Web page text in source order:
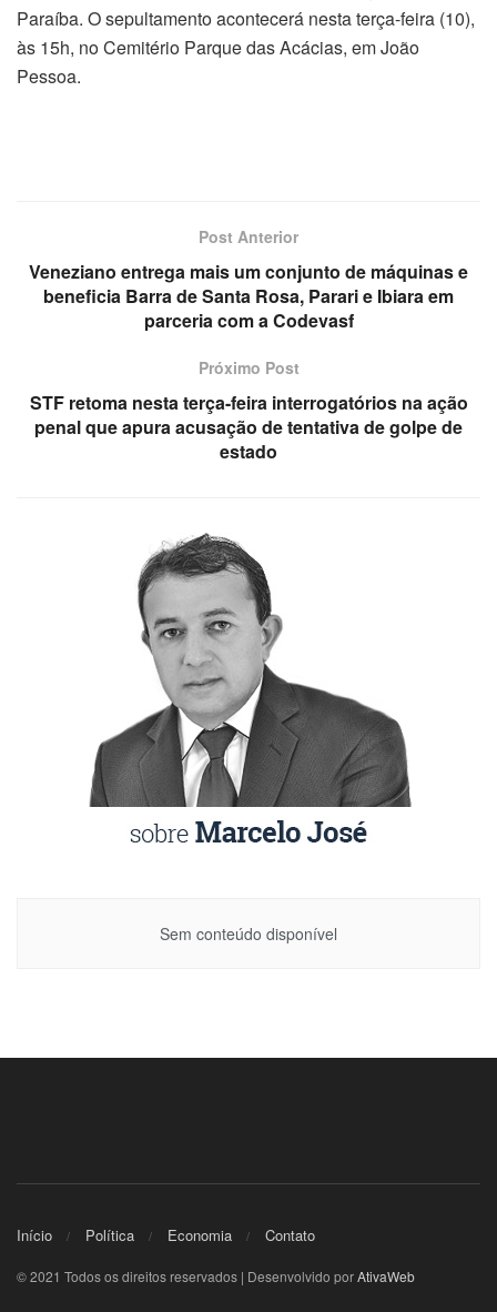
Paraíba. O sepultamento acontecerá nesta terça-feira (10),
às 15h, no Cemitério Parque das Acácias, em João
Pessoa.
Post Anterior
Veneziano entrega mais um conjunto de máquinas e
beneficia Barra de Santa Rosa, Parari e Ibiara em
parceria com a Codevasf
Próximo Post
STF retoma nesta terça-feira interrogatórios na ação
penal que apura acusação de tentativa de golpe de
estado
Sem conteúdo disponível
Início Política Economia Contato
© 2021 Todos os direitos reservados | Desenvolvido porAtivaWeb